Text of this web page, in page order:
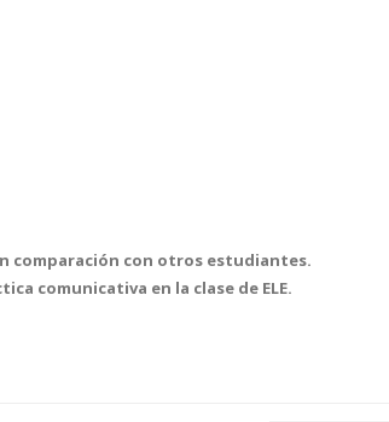
comparación con otros estudiantes.
en la clase de ELE.